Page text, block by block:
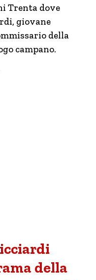
Trenta dove
giovane
della
campano.
della